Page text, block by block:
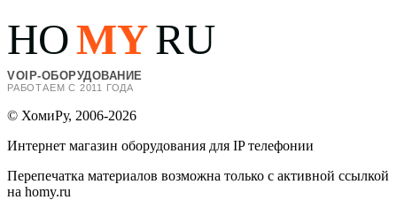
HOMYRU
VOIP-ОБОРУДОВАНИЕ
РАБОТАЕМ С 2011 ГОДА
© ХомиРу, 2006-2026
Интернет магазин оборудования для IP телефонии
Перепечатка материалов возможна только с активной ссылкой
на homy.ru